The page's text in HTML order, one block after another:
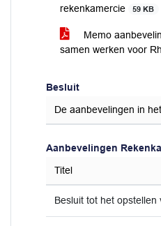
rekenkamercie
59 KB
Memo
samen werken voor
Besluit
De aanbevelingen in
Aanbevelingen
Titel
Besluit tot het